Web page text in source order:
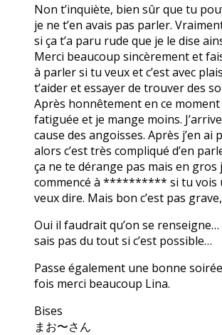
Non t’inquiète, bien sûr que tu
je ne t’en avais pas parler.
si ça t’a paru rude que je le dise
Merci beaucoup sincèrement et
à parler si tu veux et c’est avec
t’aider et essayer de trouver des
Après honnêtement en ce moment
fatiguée et je mange moins.
cause des angoisses. Après j’en ai
alors c’est très compliqué d’en
ça ne te dérange pas mais en gros
commencé à ********** si tu vois
veux dire. Mais bon c’est pas
Oui il faudrait qu’on se renseigne…
sais pas du tout si c’est possible…
Passe également une bonne
fois merci beaucoup Lina.
Bises
まお〜さん